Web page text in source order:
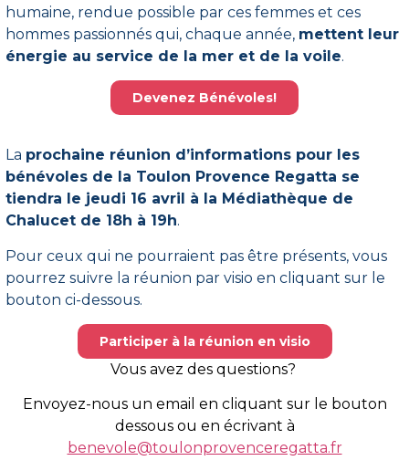
humaine, rendue possible par ces femmes et ces
hommes passionnés qui, chaque année, mettent leur
énergie au service de la mer et de la voile.
Devenez Bénévoles!
La prochaine réunion d’informations pour les
bénévoles de la Toulon Provence Regatta se
tiendra le jeudi 16 avril à la Médiathèque de
Chalucet de 18h à 19h.
Pour ceux qui ne pourraient pas être présents, vous
pourrez suivre la réunion par visio en cliquant sur le
bouton ci-dessous.
Participer à la réunion en visio
Vous avez des questions?
Envoyez-nous un email en cliquant sur le bouton
dessous ou en écrivant à
benevole@toulonprovenceregatta.fr